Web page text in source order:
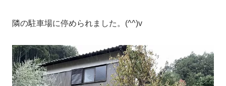
隣の駐車場に停められました。(^^)v